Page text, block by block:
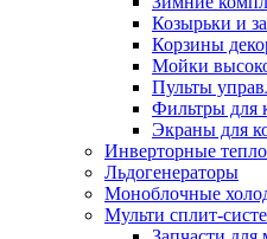
Козырьки и
Корзины
Мойки
Пульты
Фильтры для
Экраны для
Инверторные
Льдогенераторы
Моноблочные
Мульти сплит-